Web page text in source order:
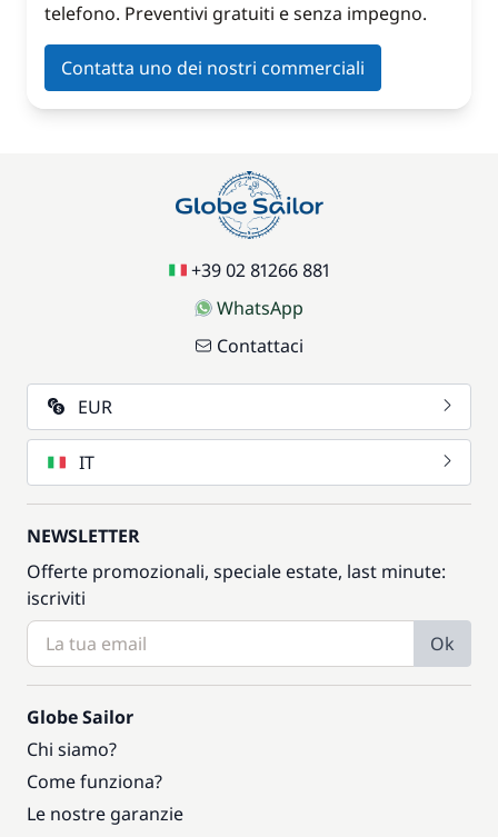
telefono. Preventivi gratuiti e senza impegno.
Contatta uno dei nostri commerciali
+39 02 81266 881
WhatsApp
Contattaci
EUR
IT
NEWSLETTER
Offerte promozionali, speciale estate, last minute:
iscriviti
Ok
Globe Sailor
Chi siamo?
Come funziona?
Le nostre garanzie